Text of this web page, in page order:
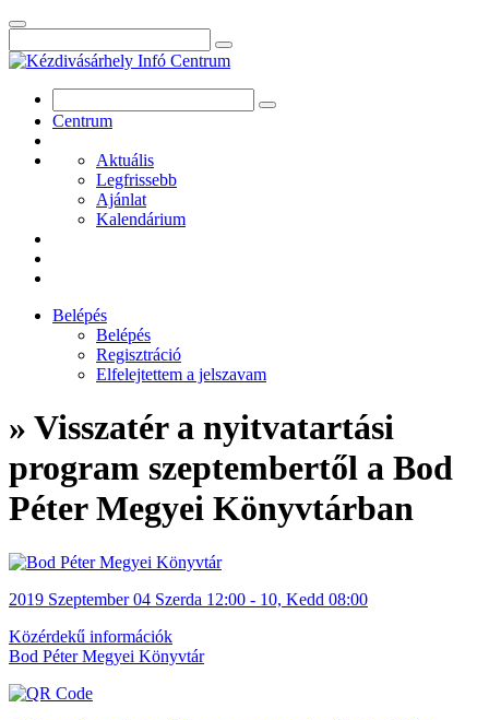
Centrum
Aktuális
Legfrissebb
Ajánlat
Kalendárium
Belépés
Belépés
Regisztráció
Elfelejtettem a jelszavam
» Visszatér a nyitvatartási
program szeptembertől a Bod
Péter Megyei Könyvtárban
2019 Szeptember 04 Szerda 12:00 - 10, Kedd 08:00
Közérdekű információk
Bod Péter Megyei Könyvtár